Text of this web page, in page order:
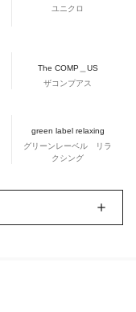
ユニクロ
The COMP＿US
ザコンプアス
green label relaxing
グリーンレーベル リラ
クシング